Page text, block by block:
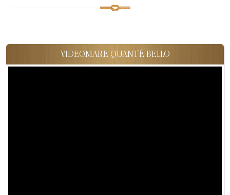
VIDEOMARE QUANT'È BELLO